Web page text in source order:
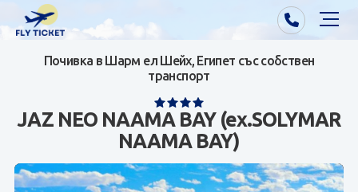
Почивки от Варна
Почивки от София/Пловдив/Бургас
Самолетни билети
Почивка в Шарм ел Шейх, Египет със собствен
транспорт
JAZ NEO NAAMA BAY (ex.SOLYMAR
NAAMA BAY)